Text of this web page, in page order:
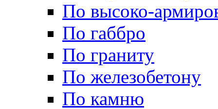
По высоко-
По габбро
По граниту
По железобетону
По камню